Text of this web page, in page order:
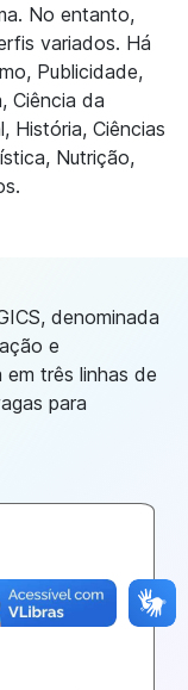
No entanto,
variados. Há
Publicidade,
Ciência da
História, Ciências
Nutrição,
denominada
e
três linhas de
para